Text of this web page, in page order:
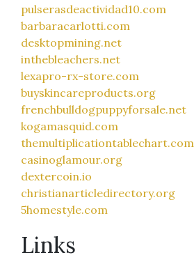
pulserasdeactividad10.com
barbaracarlotti.com
desktopmining.net
inthebleachers.net
lexapro-rx-store.com
buyskincareproducts.org
frenchbulldogpuppyforsale.net
kogamasquid.com
themultiplicationtablechart.com
casinoglamour.org
dextercoin.io
christianarticledirectory.org
5homestyle.com
Links